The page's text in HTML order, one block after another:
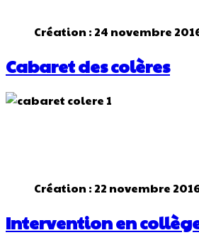
Création : 24 novembre
Cabaret des colères
Création : 22 novembre
Intervention en